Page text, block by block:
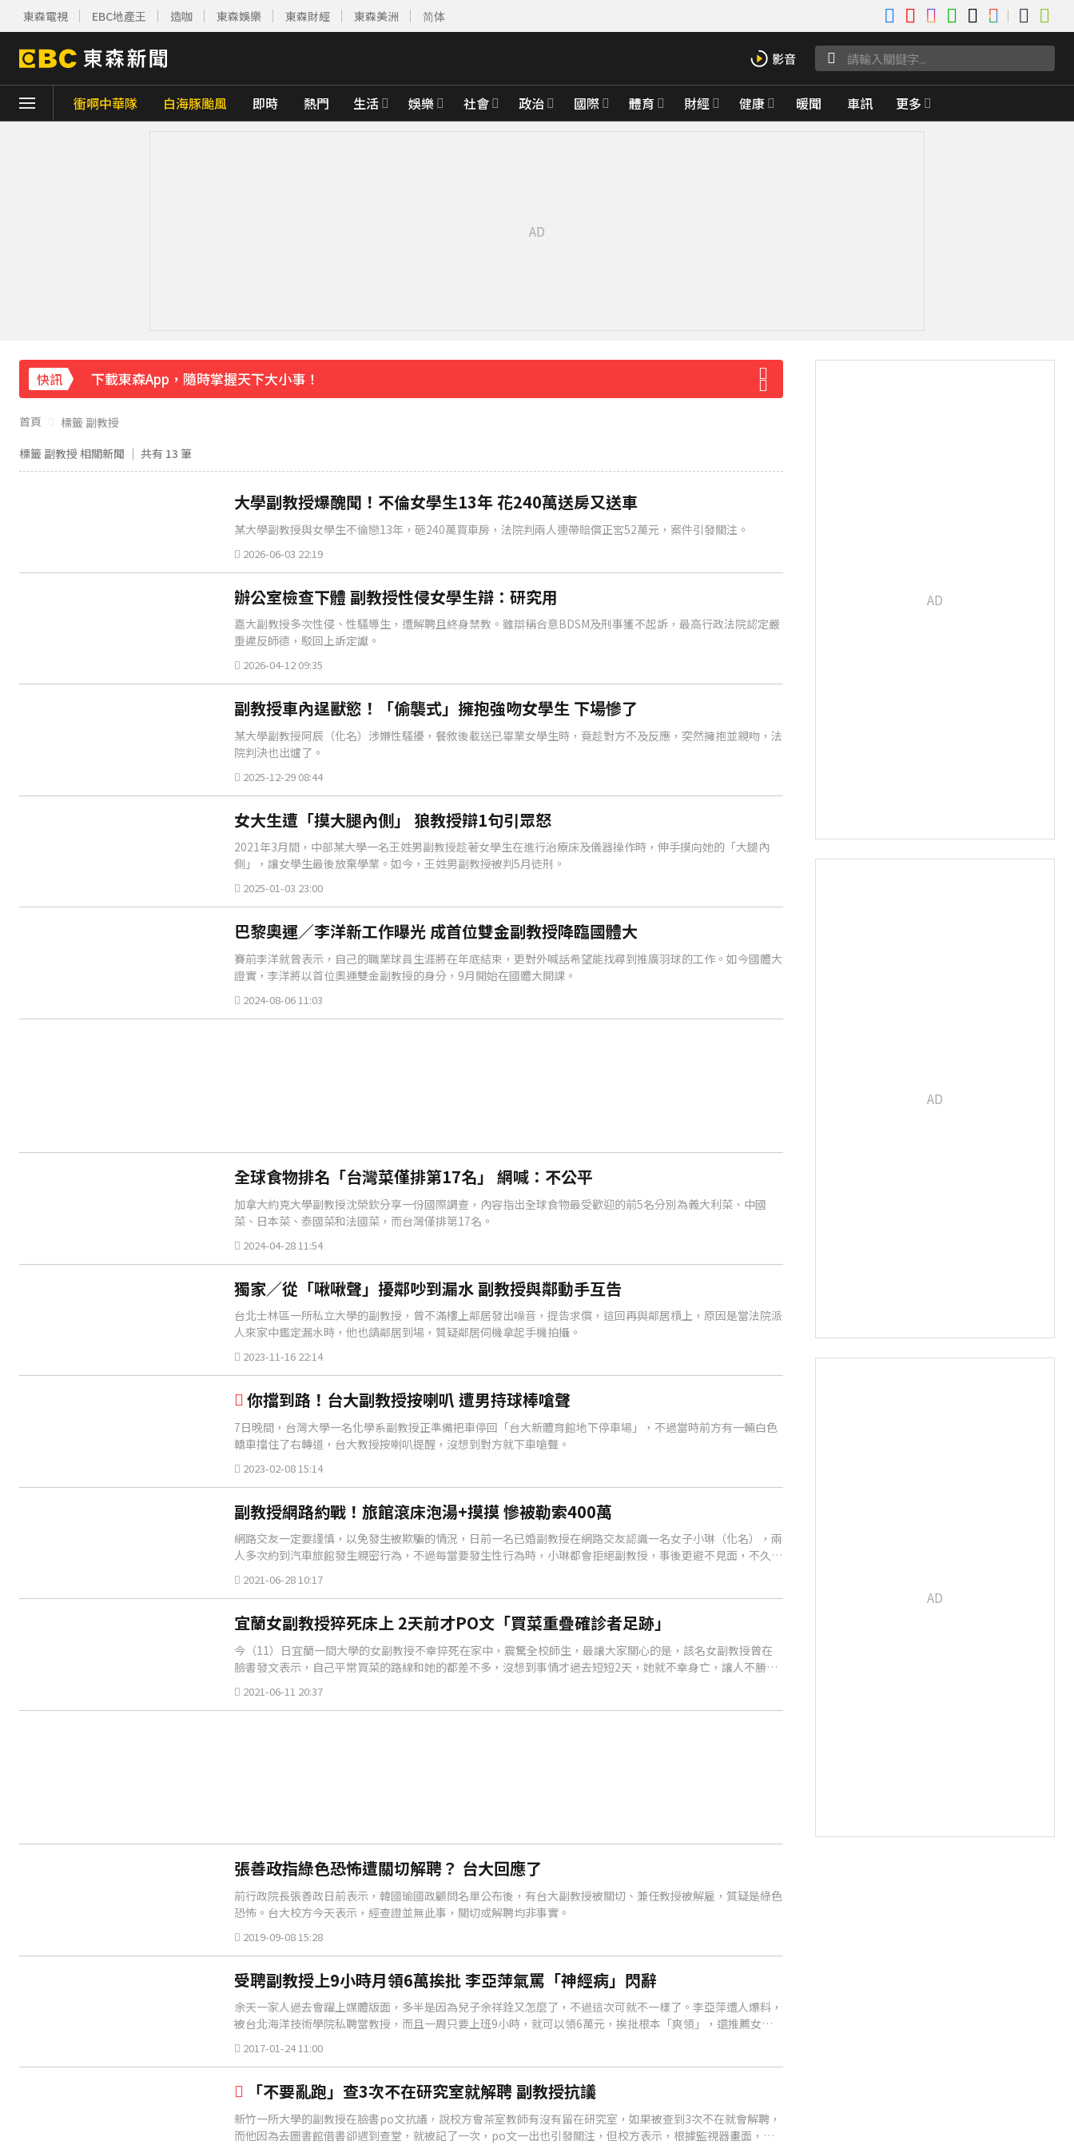
東森電視 EBC地產王 造咖 東森娛樂 東森財經 東森美洲 简体
衝啊中華隊 白海豚颱風 即時 熱門 生活 娛樂 社會 政治 國際 體育 財經 健康 暖聞 車訊 更多
快訊
下載東森App，隨時掌握天下大小事！
《理財達人秀》X 安聯投信免費講座報名中！搶先卡位 2027
首頁
標籤 副教授
標籤 副教授 相關新聞 │ 共有 13 筆
大學副教授爆醜聞！不倫女學生13年 花240萬送房又送車
某大學副教授與女學生不倫戀13年，砸240萬買車房，法院判兩人連帶賠償正宮52萬元，案件引發關注。
2026-06-03 22:19
辦公室檢查下體 副教授性侵女學生辯：研究用
嘉大副教授多次性侵、性騷導生，遭解聘且終身禁教。雖辯稱合意BDSM及刑事獲不起訴，最高行政法院認定嚴
重違反師德，駁回上訴定讞。
2026-04-12 09:35
副教授車內逞獸慾！「偷襲式」擁抱強吻女學生 下場慘了
某大學副教授阿辰（化名）涉嫌性騷擾，餐敘後載送已畢業女學生時，竟趁對方不及反應，突然擁抱並親吻，法
院判決也出爐了。
2025-12-29 08:44
女大生遭「摸大腿內側」 狼教授辯1句引眾怒
2021年3月間，中部某大學一名王姓男副教授趁著女學生在進行治療床及儀器操作時，伸手摸向她的「大腿內
側」，讓女學生最後放棄學業。如今，王姓男副教授被判5月徒刑。
2025-01-03 23:00
巴黎奧運／李洋新工作曝光 成首位雙金副教授降臨國體大
賽前李洋就曾表示，自己的職業球員生涯將在年底結束，更對外喊話希望能找尋到推廣羽球的工作。如今國體大
證實，李洋將以首位奧運雙金副教授的身分，9月開始在國體大開課。
2024-08-06 11:03
全球食物排名「台灣菜僅排第17名」 網喊：不公平
加拿大約克大學副教授沈榮欽分享一份國際調查，內容指出全球食物最受歡迎的前5名分別為義大利菜、中國
菜、日本菜、泰國菜和法國菜，而台灣僅排第17名。
2024-04-28 11:54
獨家／從「啾啾聲」擾鄰吵到漏水 副教授與鄰動手互告
台北士林區一所私立大學的副教授，曾不滿樓上鄰居發出噪音，提告求償，這回再與鄰居槓上，原因是當法院派
人來家中鑑定漏水時，他也請鄰居到場，質疑鄰居伺機拿起手機拍攝。
2023-11-16 22:14
你擋到路！台大副教授按喇叭 遭男持球棒嗆聲
7日晚間，台灣大學一名化學系副教授正準備把車停回「台大新體育館地下停車場」，不過當時前方有一輛白色
轎車擋住了右轉道，台大教授按喇叭提醒，沒想到對方就下車嗆聲。
2023-02-08 15:14
副教授網路約戰！旅館滾床泡湯+摸摸 慘被勒索400萬
網路交友一定要謹慎，以免發生被欺騙的情況，日前一名已婚副教授在網路交友認識一名女子小琳（化名），兩
人多次約到汽車旅館發生親密行為，不過每當要發生性行為時，小琳都會拒絕副教授，事後更避不見面，不久後
小琳突然冒出一名男友，認為女友被不當對待，勒索副教授400萬元。
2021-06-28 10:17
宜蘭女副教授猝死床上 2天前才PO文「買菜重疊確診者足跡」
今（11）日宜蘭一間大學的女副教授不幸猝死在家中，震驚全校師生，最讓大家關心的是，該名女副教授曾在
臉書發文表示，自己平常買菜的路線和她的都差不多，沒想到事情才過去短短2天，她就不幸身亡，讓人不勝唏
2021-06-11 20:37
張善政指綠色恐怖遭關切解聘？ 台大回應了
前行政院長張善政日前表示，韓國瑜國政顧問名單公布後，有台大副教授被關切、兼任教授被解雇，質疑是綠色
恐怖。台大校方今天表示，經查證並無此事，關切或解聘均非事實。
2019-09-08 15:28
受聘副教授上9小時月領6萬挨批 李亞萍氣罵「神經病」閃辭
余天一家人過去會躍上媒體版面，多半是因為兒子余祥銓又怎麼了，不過這次可就不一樣了。李亞萍遭人爆料，
被台北海洋技術學院私聘當教授，而且一周只要上班9小時，就可以領6萬元，挨批根本「爽領」，還推薦女兒
余筱萍在校內任職，對此李亞萍已經氣到向校方請辭。
2017-01-24 11:00
「不要亂跑」查3次不在研究室就解聘 副教授抗議
新竹一所大學的副教授在臉書po文抗議，說校方會茶室教師有沒有留在研究室，如果被查到3次不在就會解聘，
而他因為去圖書館借書卻遇到查堂，就被記了一次，po文一出也引發關注，但校方表示，根據監視器畫面，這